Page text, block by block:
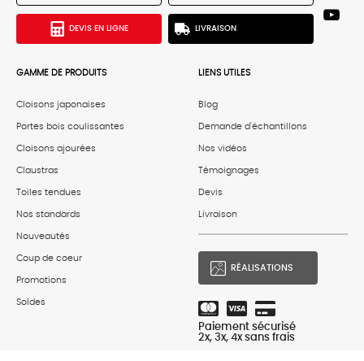
DEVIS EN LIGNE LIVRAISON
GAMME DE PRODUITS
Cloisons japonaises
Portes bois coulissantes
Cloisons ajourées
Claustras
Toiles tendues
Nos standards
Nouveautés
Coup de coeur
Promotions
Soldes
LIENS UTILES
Blog
Demande d'échantillons
Nos vidéos
Témoignages
Devis
Livraison
RÉALISATIONS
Paiement sécurisé
2x, 3x, 4x sans frais